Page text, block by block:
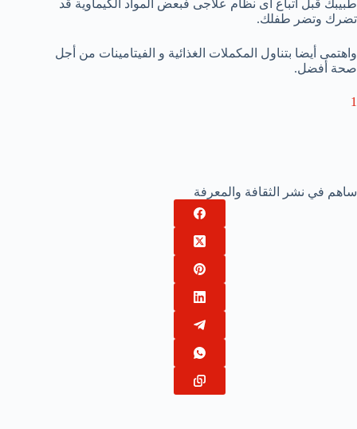
طبيبك قبل اتباع أى نظام علاجى فبعض المواد الكيماوية قد
تضرك وتضر طفلك.
واهتمى أيضا بتناول المكملات الغذائية و الفيتامينات من أجل
صحة أفضل.
1
ساهم في نشر الثقافة والمعرفة